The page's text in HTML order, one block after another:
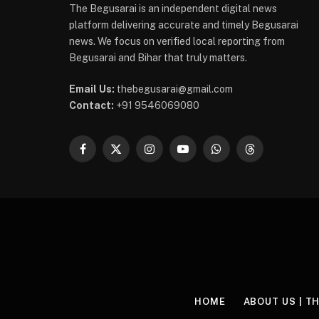
The Begusarai is an independent digital news
platform delivering accurate and timely Begusarai
news. We focus on verified local reporting from
Begusarai and Bihar that truly matters.
Email Us: thebegusarai@gmail.com
Contact: +91 9546069080
Facebook
X
InstagramYouTubeWhatsAppThreads
HOME ABOUT US |